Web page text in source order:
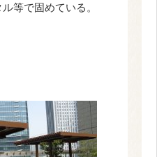
等で固めている。